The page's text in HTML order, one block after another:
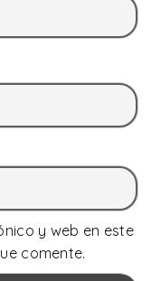
y web en este
comente.